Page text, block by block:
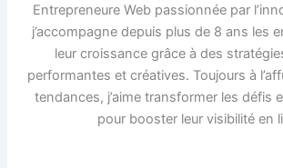
Entrepreneure Web passionnée par
j’accompagne depuis plus de 8 ans les
leur croissance grâce à des
performantes et créatives. Toujours à
tendances, j’aime transformer les défis
pour booster leur visibilité en